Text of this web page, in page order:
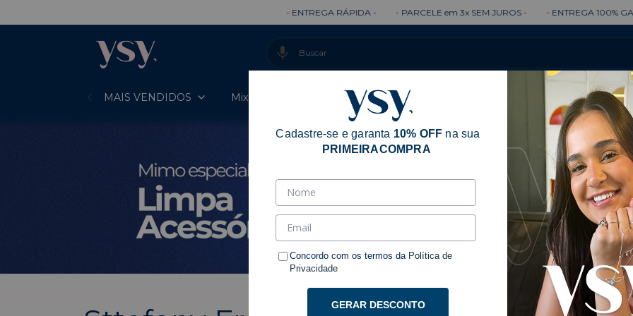
- PARCELE em 3x SEM JUROS - - ENTREGA 100% GARANTIDA - -
MAIS VENDIDOS Mixes Prontos Colares Pulseiras
Cadastre-se e garanta 10% OFF na sua
PRIMEIRACOMPRA
Concordo com os termos da Política de
Privacidade
GERAR DESCONTO